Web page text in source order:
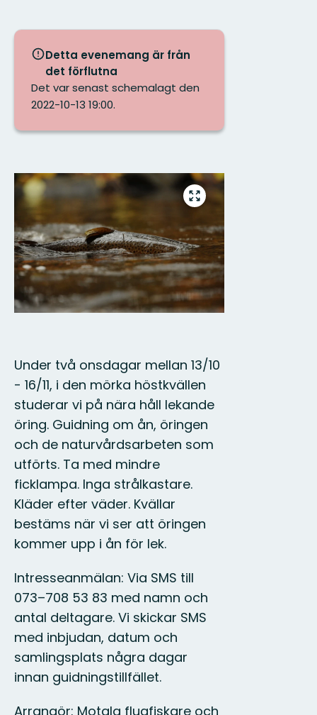
Detta evenemang är från
det förflutna
Det var senast schemalagt den
2022-10-13 19:00.
Bilder
Gå
helskärmsläge
Under två onsdagar mellan 13/10
- 16/11, i den mörka höstkvällen
studerar vi på nära håll lekande
öring. Guidning om ån, öringen
och de naturvårdsarbeten som
utförts. Ta med mindre
ficklampa. Inga strålkastare.
Kläder efter väder. Kvällar
bestäms när vi ser att öringen
kommer upp i ån för lek.
Intresseanmälan: Via SMS till
073–708 53 83 med namn och
antal deltagare. Vi skickar SMS
med inbjudan, datum och
samlingsplats några dagar
innan guidningstillfället.
Arrangör: Motala flugfiskare och